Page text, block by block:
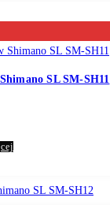
SL SM-SH11